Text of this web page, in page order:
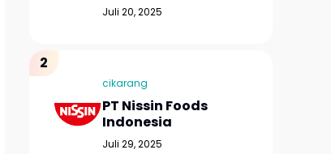
Juli 20, 2025
cikarang
PT Nissin Foods
Indonesia
Juli 29, 2025